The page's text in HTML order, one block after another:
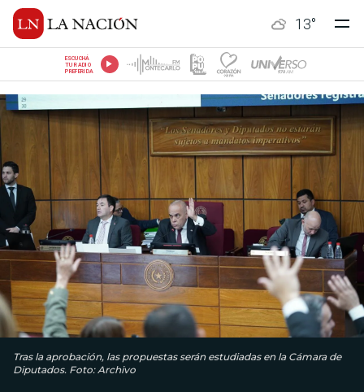
13°
ESCUCHÁ
TU RADIO
PREFERIDA
Tras la aprobación, las propuestas serán estudiadas en la Cámara de
Diputados. Foto: Archivo